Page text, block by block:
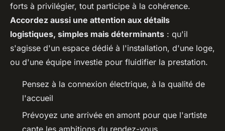
forts à privilégier, tout participe à la cohérence.
Accordez aussi une attention aux détails
logistiques, simples mais déterminants : qu'il
s'agisse d'un espace dédié à l'installation, d'une loge,
ou d'une équipe investie pour fluidifier la prestation.
Pensez à la connexion électrique, à la qualité de
l'accueil
Prévoyez une arrivée en amont pour que l'artiste